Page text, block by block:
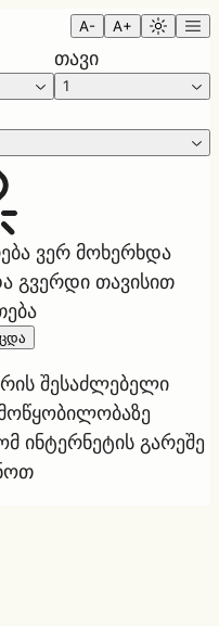
A- A+
თავი
1
ვერ მოხერხდა
გვერდი თავისით
შესაძლებელი
ინტერნეტის გარეშე